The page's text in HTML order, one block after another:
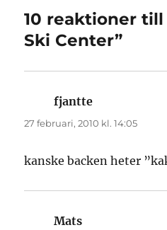
10 reaktioner till
Ski Center”
fjantte
27 februari, 2010 kl. 14:05
kanske backen heter
Mats